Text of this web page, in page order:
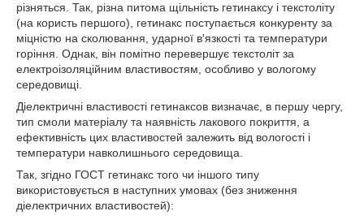
різняться. Так, різна питома щільність гетинаксу і текстоліту
(на користь першого), гетинакс поступається конкуренту за
міцністю на сколювання, ударної в'язкості та температури
горіння. Однак, він помітно перевершує текстоліт за
електроізоляційним властивостям, особливо у вологому
середовищі.
Діелектричні властивості гетинаксов визначає, в першу чергу,
тип смоли матеріалу та наявність лакового покриття, а
ефективність цих властивостей залежить від вологості і
температури навколишнього середовища.
Так, згідно ГОСТ гетинакс того чи іншого типу
використовується в наступних умовах (без зниження
діелектричних властивостей):